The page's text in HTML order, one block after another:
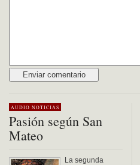
AUDIO NOTICIAS
Pasión según San
Mateo
La segunda